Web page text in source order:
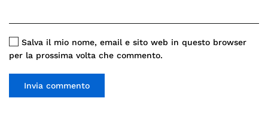
Salva il mio nome, email e sito web in questo browser
per la prossima volta che commento.
Invia commento